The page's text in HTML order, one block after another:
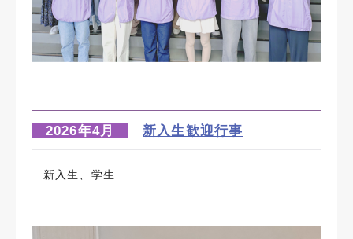
2026年4月 新入生歓迎行事
新入生、学生